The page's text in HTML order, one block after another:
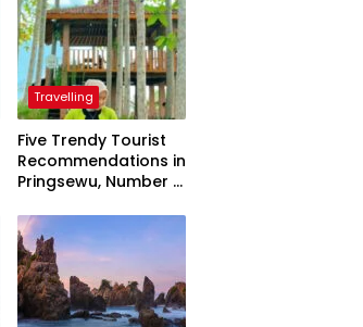
Travelling
Five Trendy Tourist
Recommendations in
Pringsewu, Number 3
President